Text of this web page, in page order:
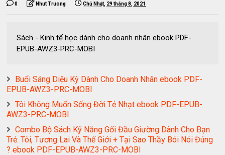
0 Nhut Truong Chủ Nhật, 29 tháng 8, 2021
Sách - Kinh tế học dành cho doanh nhân ebook PDF-
EPUB-AWZ3-PRC-MOBI
Buổi Sáng Diệu Kỳ Dành Cho Doanh Nhân ebook PDF-
EPUB-AWZ3-PRC-MOBI
Tôi Không Muốn Sống Đời Tẻ Nhạt ebook PDF-EPUB-
AWZ3-PRC-MOBI
Combo Bộ Sách Kỹ Năng Gối Đầu Giường Dành Cho Bạn
Trẻ: Tôi, Tương Lai Và Thế Giới + Tại Sao Thầy Bói Nói Đúng
? ebook PDF-EPUB-AWZ3-PRC-MOBI